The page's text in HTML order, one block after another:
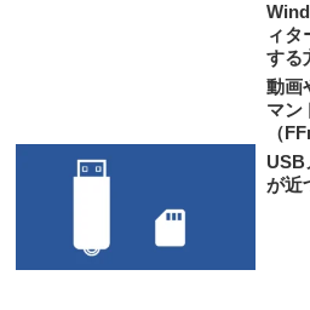
ィタ
する
動画
マン
（
USB
が近